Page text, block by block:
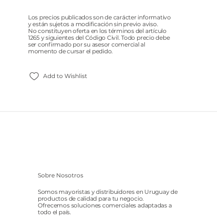
Add to Wishlist
Los precios publicados son de carácter informativo
y están sujetos a modificación sin previo aviso.
No constituyen oferta en los términos del artículo
1265 y siguientes del Código Civil. Todo precio debe
ser confirmado por su asesor comercial al
momento de cursar el pedido.
Sobre Nosotros
Somos mayoristas y distribuidores en Uruguay de
productos de calidad para tu negocio.
Ofrecemos soluciones comerciales adaptadas a
todo el país.